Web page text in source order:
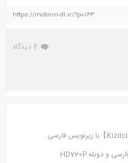
https://mobinn-dl.ir/?p=163
4 دیدگاه